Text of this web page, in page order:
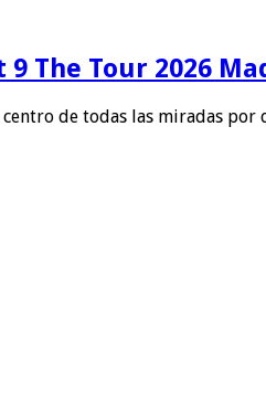
The Tour 2026
de todas las miradas por